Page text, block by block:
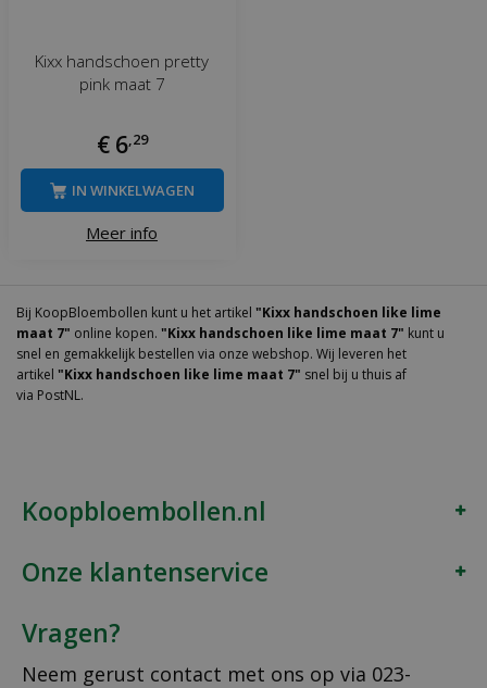
Kixx handschoen pretty
pink maat 7
€ 6,29
Meer info
IN WINKELWAGEN
Bij KoopBloembollen kunt u het artikel "Kixx handschoen like lime
maat 7" online kopen. "Kixx handschoen like lime maat 7" kunt u
snel en gemakkelijk bestellen via onze webshop. Wij leveren het
artikel "Kixx handschoen like lime maat 7" snel bij u thuis af
via PostNL.
Koopbloembollen.nl
Onze klantenservice
Vragen?
Neem gerust contact met ons op via 023-